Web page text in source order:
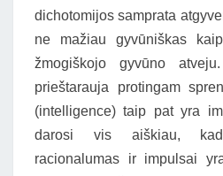
dichotomijos samprata
ne mažiau gyvūniškas
žmogiškojo gyvūno
prieštarauja protingam
(intelligence) taip pat yra
darosi vis aiškiau,
racionalumas ir impulsai